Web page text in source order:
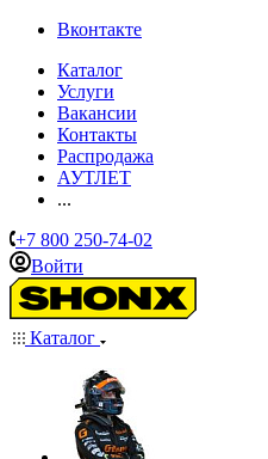
Вконтакте
Каталог
Услуги
Вакансии
Контакты
Распродажа
АУТЛЕТ
...
+7 800 250-74-02
Войти
Каталог